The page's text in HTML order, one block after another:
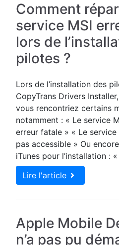
Comment
service MSI
lors de
pilotes ?
Lors de l’installation des
CopyTrans Drivers
vous rencontriez certains
notamment : « Le service
erreur fatale » « Le service
pas accessible » Ou
iTunes pour l’installation :
Lire l'article
Apple Mobile
n’a pas pu